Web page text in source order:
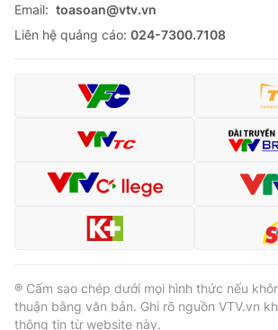
Email: toasoan@vtv.vn
Liên hệ quảng cáo: 024-7300.7108
® Cấm sao chép dưới mọi hình thức nếu
thuận bằng văn bản. Ghi rõ nguồn VTV.vn
thông tin từ website này.